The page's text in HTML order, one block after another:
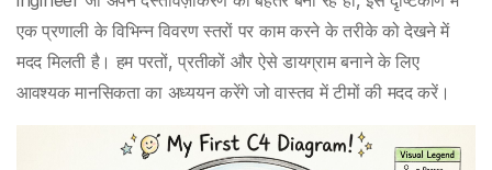
एक प्रणाली के विभिन्न विवरण स्तरों पर काम करने के तरीके को देखने में
मदद मिलती है। हम परतों, प्रतीकों और ऐसे डायग्राम बनाने के लिए
आवश्यक मानसिकता का अध्ययन करेंगे जो वास्तव में टीमों की मदद करें।